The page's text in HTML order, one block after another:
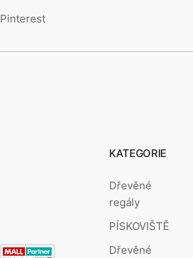
Pinterest
KATEGORIE
Dřevěné
regály
PÍSKOVIŠTĚ
Dřevěné